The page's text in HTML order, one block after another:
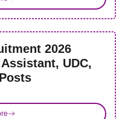
2026
UDC,